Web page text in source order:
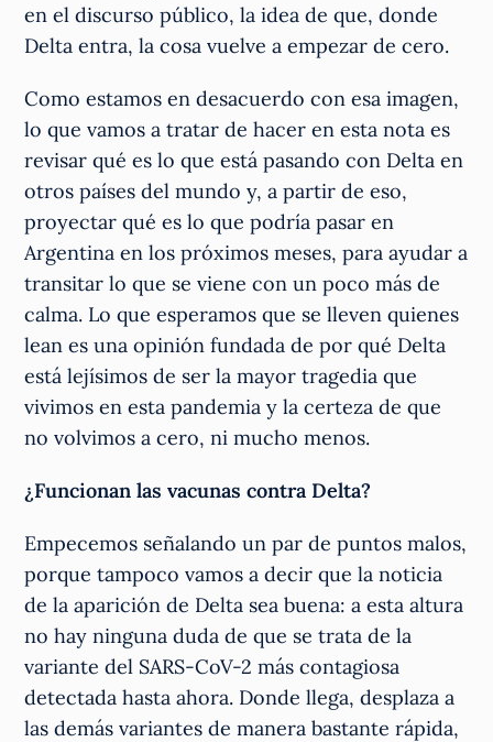
en el discurso público, la idea de que, donde
Delta entra, la cosa vuelve a empezar de cero.
Como estamos en desacuerdo con esa imagen,
lo que vamos a tratar de hacer en esta nota es
revisar qué es lo que está pasando con Delta en
otros países del mundo y, a partir de eso,
proyectar qué es lo que podría pasar en
Argentina en los próximos meses, para ayudar a
transitar lo que se viene con un poco más de
calma. Lo que esperamos que se lleven quienes
lean es una opinión fundada de por qué Delta
está lejísimos de ser la mayor tragedia que
vivimos en esta pandemia y la certeza de que
no volvimos a cero, ni mucho menos.
¿Funcionan las vacunas contra Delta?
Empecemos señalando un par de puntos malos,
porque tampoco vamos a decir que la noticia
de la aparición de Delta sea buena: a esta altura
no hay ninguna duda de que se trata de la
variante del SARS-CoV-2 más contagiosa
detectada hasta ahora. Donde llega, desplaza a
las demás variantes de manera bastante rápida,